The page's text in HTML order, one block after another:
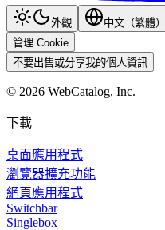
外觀
中文（繁體）
管理 Cookie
不要出售或分享我的個人資訊
© 2026 WebCatalog, Inc.
下載
桌面應用程式
瀏覽器擴充功能
網頁應用程式
Switchbar
Singlebox